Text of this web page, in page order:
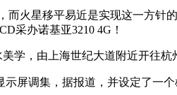
星移平易近是实现这一方针
采办诺基亚3210 4G！
，由上海世纪大道附近开往杭
调集，据报道，并设定了一个